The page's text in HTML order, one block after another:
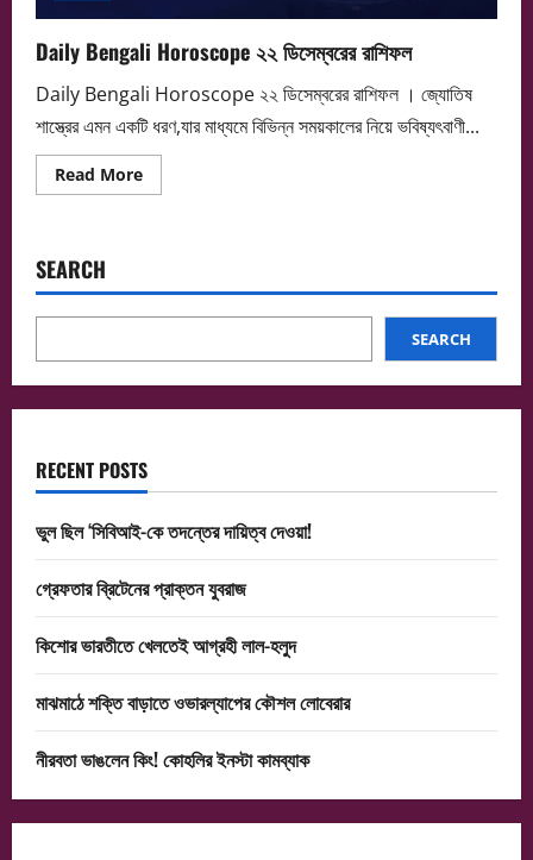
Daily Bengali Horoscope ২২ ডিসেম্বরের রাশিফল
Daily Bengali Horoscope ২২ ডিসেম্বরের রাশিফল । জ্যোতিষ
শাস্ত্রের এমন একটি ধরণ,যার মাধ্যমে বিভিন্ন সময়কালের নিয়ে ভবিষ্যৎবাণী...
Read MoreRead
more
রাশিফল
SEARCH
SEARCH
RECENT POSTS
ভুল ছিল ‘সিবিআই-কে তদন্তের দায়িত্ব দেওয়া!
গ্রেফতার ব্রিটেনের প্রাক্তন যুবরাজ
কিশোর ভারতীতে খেলতেই আগ্রহী লাল-হলুদ
মাঝমাঠে শক্তি বাড়াতে ওভারল্যাপের কৌশল লোবেরার
নীরবতা ভাঙলেন কিং! কোহলির ইনস্টা কামব্যাক